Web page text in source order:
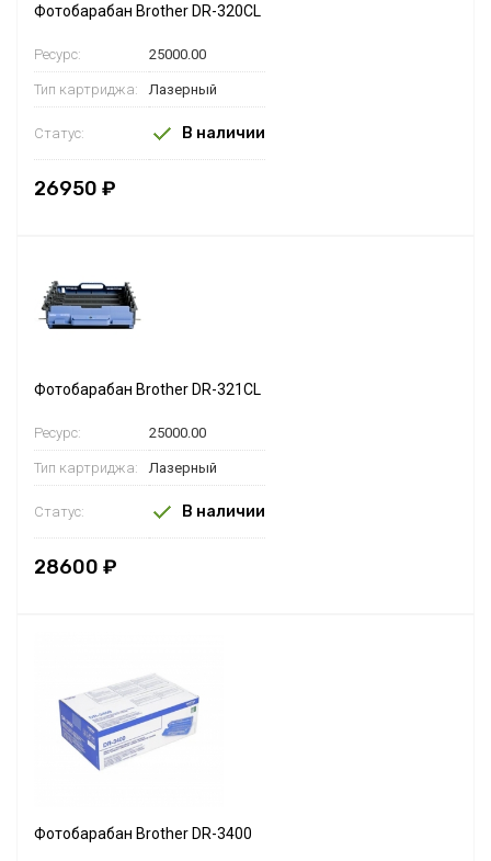
Фотобарабан Brother DR-320CL
Ресурс: 25000.00
Тип картриджа: Лазерный
Статус: В наличии
26950 ₽
Фотобарабан Brother DR-321CL
Ресурс: 25000.00
Тип картриджа: Лазерный
Статус: В наличии
28600 ₽
Фотобарабан Brother DR-3400